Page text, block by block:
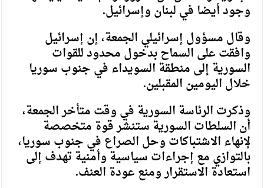
وجود أيضا في لبنان وإسرائيل.
وقال مسؤول إسرائيلي الجمعة، إن إسرائيل
وافقت على السماح بدخول محدود للقوات
السورية إلى منطقة السويداء في جنوب سوريا
خلال اليومين المقبلين.
وذكرت الرئاسة السورية في وقت متأخر الجمعة،
أن السلطات السورية ستنشر قوة متخصصة
لإنهاء الاشتباكات وحل الصراع في جنوب سوريا،
بالتوازي مع إجراءات سياسية وأمنية تهدف إلى
استعادة الاستقرار ومنع عودة العنف.